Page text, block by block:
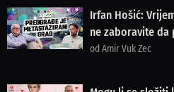
Irfan Hošić:
ne zaboravite
od Amir Vuk Zec